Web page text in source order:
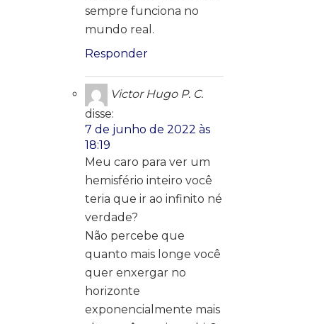
sempre funciona no
mundo real.
Responder
Victor Hugo P. C.
disse:
7 de junho de 2022 às
18:19
Meu caro para ver um
hemisfério inteiro você
teria que ir ao infinito né
verdade?
Não percebe que
quanto mais longe você
quer enxergar no
horizonte
exponencialmente mais